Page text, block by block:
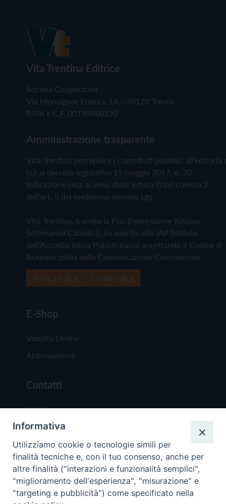
Vita Trentina Editrice
Società Cooperativa
Via Monsignor Endrici, 14 – 38122 Trento
P.IVA e C.F. 00199960220
Amministrazione trasparente
Vita Trentina percepisce i contributi pubblici all'editoria
cui al decreto legislativo 15 maggio 2017, n. 70.
Indicazione resa ai sensi della lettera f) del comma 2
dell'art. 5 del medesimo decreto Lgs.
Vita Trentina, tramite la Fisc (Federazione Italiana
Settimanali Cattolici), ha aderito allo IAP (Istituto
dell'Autodisciplina Pubblicitaria) accettando il Codice di
Autodisciplina della Comunicazione Commerciale
E-Shop
Vendita Online
Abbonamenti
Contatti
Chi Siamo
Redazione
Scrivici
Informativa
Utilizziamo cookie o tecnologie simili per
finalità tecniche e, con il tuo consenso, anche per
altre finalità ("interazioni e funzionalità semplici",
"miglioramento dell'esperienza", "misurazione" e
"targeting e pubblicità") come specificato nella